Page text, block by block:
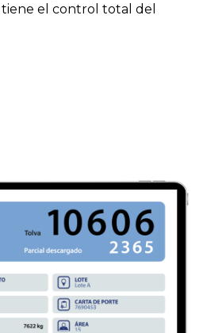
tiene el control total del